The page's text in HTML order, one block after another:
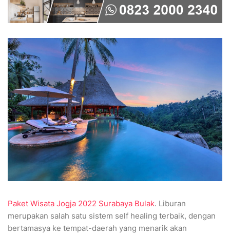
Paket Wisata Jogja 2022 Surabaya Bulak. Liburan
merupakan salah satu sistem self healing terbaik, dengan
bertamasya ke tempat-daerah yang menarik akan